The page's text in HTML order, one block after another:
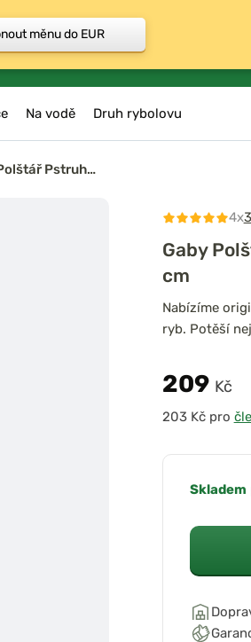
Na vodě Druh rybolovu
Pstruh…
4x
Gaby
cm
Nabízíme
ryb. Potěší
209 Kč
pro
Skladem
měnu do EUR